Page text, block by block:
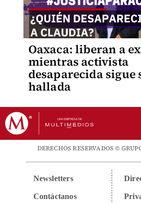
Oaxaca: liberan a
mientras activista
desaparecida sigue
hallada
DERECHOS RESERVADOS ©
Newsletters
Contáctanos